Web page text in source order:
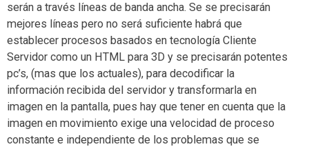
serán a través líneas de banda ancha. Se se precisarán
mejores líneas pero no será suficiente habrá que
establecer procesos basados en tecnología Cliente
Servidor como un HTML para 3D y se precisarán potentes
pc’s, (mas que los actuales), para decodificar la
información recibida del servidor y transformarla en
imagen en la pantalla, pues hay que tener en cuenta que la
imagen en movimiento exige una velocidad de proceso
constante e independiente de los problemas que se